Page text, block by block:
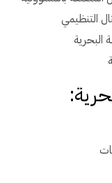
التنظيمي
البحرية